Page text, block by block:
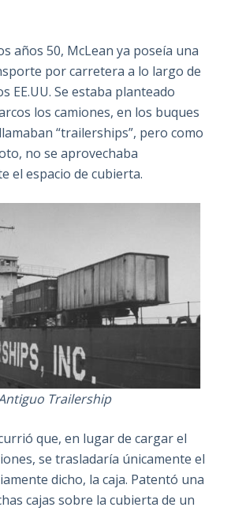
años 50, McLean ya poseía una
por carretera a lo largo de
EE.UU. Se estaba planteado
los camiones, en los buques
“trailerships”, pero como
no se aprovechaba
el espacio de cubierta.
Trailership
que, en lugar de cargar el
se trasladaría únicamente el
dicho, la caja. Patentó una
cajas sobre la cubierta de un